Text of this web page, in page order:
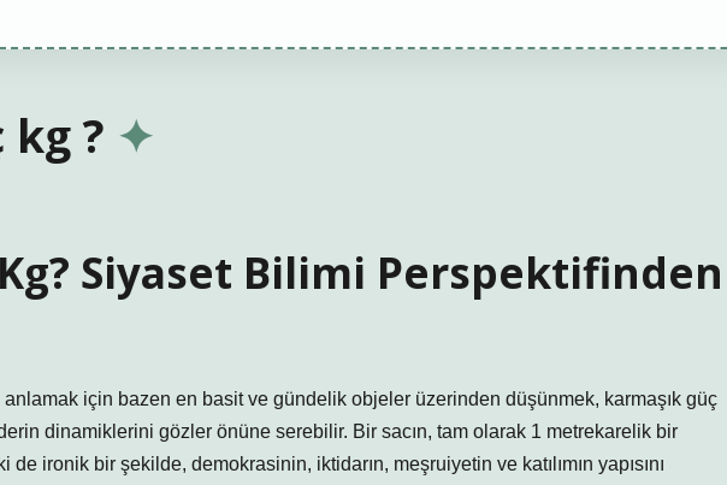
kg ?
Kg? Siyaset Bilimi Perspektifinden
anlamak için bazen en basit ve gündelik objeler üzerinden düşünmek, karmaşık güç
dinamiklerini gözler önüne serebilir. Bir sacın, tam olarak 1 metrekarelik bir
de ironik bir şekilde, demokrasinin, iktidarın, meşruiyetin ve katılımın yapısını